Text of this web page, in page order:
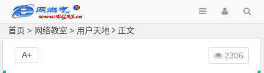
首页 > 网络教室 > 用户天地 正文
2306
A+